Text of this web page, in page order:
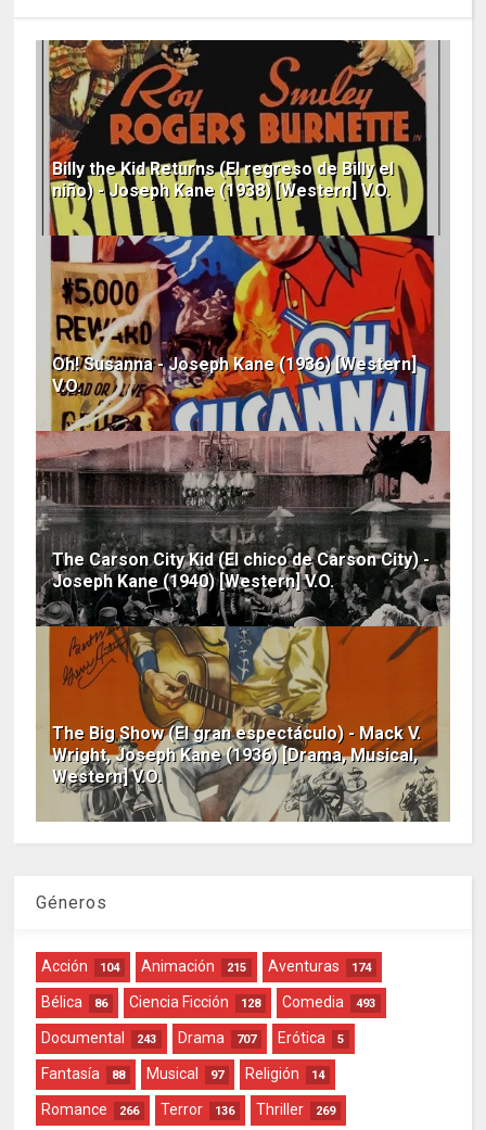
Billy the Kid Returns (El regreso de Billy el
niño) - Joseph Kane (1938) [Western] V.O.
Oh! Susanna - Joseph Kane (1936) [Western]
V.O.
The Carson City Kid (El chico de Carson City) -
Joseph Kane (1940) [Western] V.O.
The Big Show (El gran espectáculo) - Mack V.
Wright, Joseph Kane (1936) [Drama, Musical,
Western] V.O.
Géneros
Acción 104 Animación 215 Aventuras 174
Bélica 86 Ciencia Ficción 128 Comedia 493
Documental 243 Drama 707 Erótica 5
Fantasía 88 Musical 97 Religión 14
Romance 266 Terror 136 Thriller 269